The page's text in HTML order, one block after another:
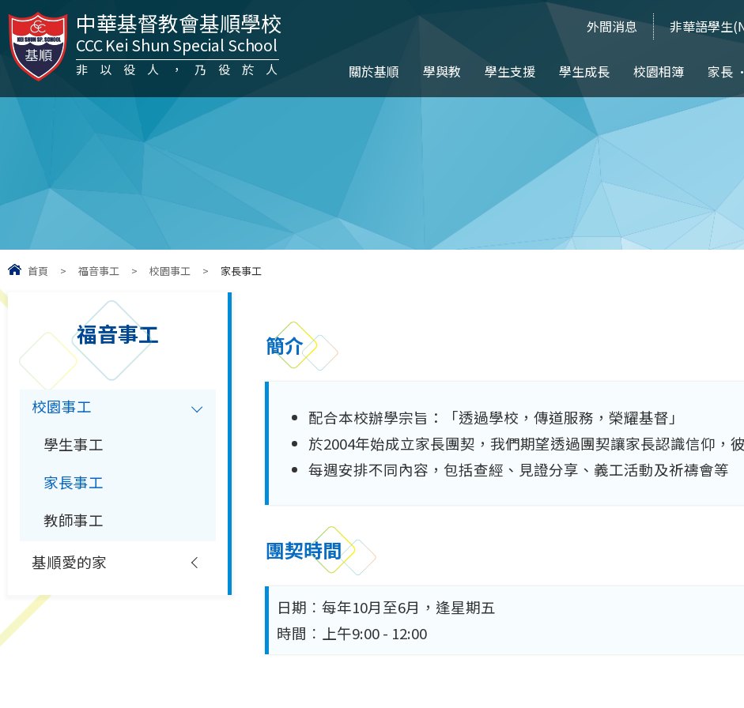
中華基督教會基順學校
CCC Kei Shun Special School
非以役人，乃役於人
非華語學生
外間消息
關於基順 學與教 學生支援 學生成長 校園相簿 家長
首頁 > 福音事工 > 校園事工 > 家長事工
簡介
配合本校辦學宗旨：「透過學校，傳道服務，榮耀基督」
於2004年始成立家長團契，我們期望透過團契讓家長認識信仰，
每週安排不同內容，包括查經、見證分享、義工活動及祈禱會等
團契時間
日期︰每年10月至6月，逢星期五
時間︰上午9:00 - 12:00
福音事工
校園事工
學生事工
家長事工
教師事工
基順愛的家